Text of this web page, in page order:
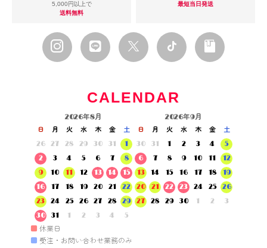
5,000円以上で
送料無料
最短当日発送
CALENDAR
2026年8月
日 月 火 水 木 金
土
26
27 28 29 30 31
1
2
3 4 5 6 7
8
9
10 11 12 13 14
15
16
17 18 19 20 21
22
23
24 25 26 27 28
29
30
31 1 2 3 4 5
2026年9月
日 月 火 水 木 金
土
30
31 1 2 3 4
5
6
7 8 9 10 11
12
13
14 15 16 17 18
19
20
21 22 23 24 25
26
27
28 29 30 1 2 3
■ 休業日
■ 受注・お問い合わせ業務のみ